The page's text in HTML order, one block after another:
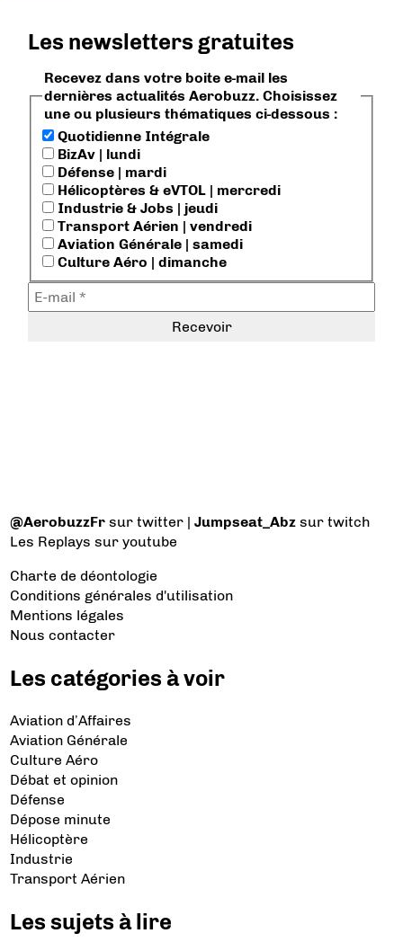
Les newsletters gratuites
Recevez dans votre boite e-mail les
dernières actualités Aerobuzz. Choisissez
une ou plusieurs thématiques ci-dessous :
Quotidienne Intégrale
BizAv | lundi
Défense | mardi
Hélicoptères & eVTOL | mercredi
Industrie & Jobs | jeudi
Transport Aérien | vendredi
Aviation Générale | samedi
Culture Aéro | dimanche
@AerobuzzFr sur twitter |Jumpseat_Abz sur twitch
Les Replays sur youtube
Charte de déontologie
Conditions générales d'utilisation
Mentions légales
Nous contacter
Les catégories à voir
Aviation d’Affaires
Aviation Générale
Culture Aéro
Débat et opinion
Défense
Dépose minute
Hélicoptère
Industrie
Transport Aérien
Les sujets à lire